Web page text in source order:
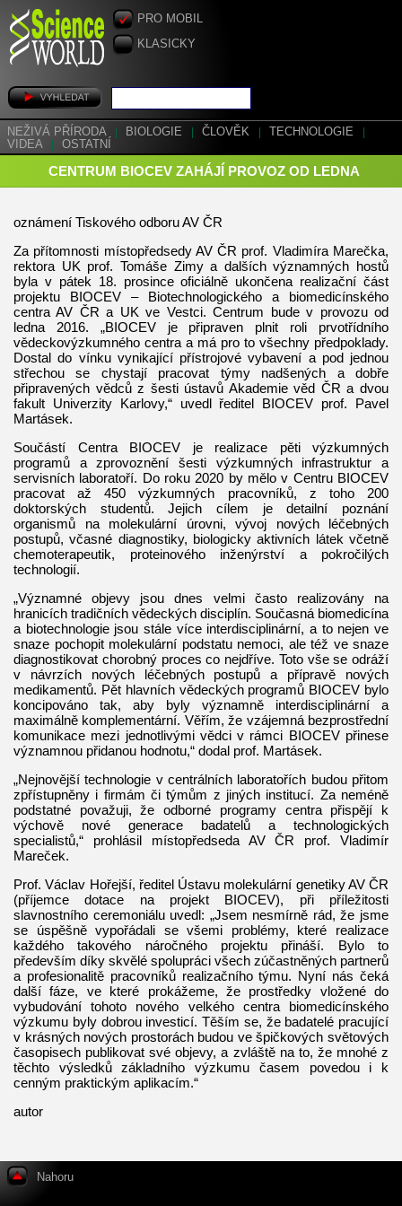
PRO MOBIL
KLASICKY
NEŽIVÁ PŘÍRODA BIOLOGIE ČLOVĚK TECHNOLOGIE
VIDEA
OSTATNÍ
CENTRUM BIOCEV ZAHÁJÍ PROVOZ OD LEDNA
oznámení Tiskového odboru AV ČR
Za přítomnosti místopředsedy AV ČR prof. Vladimíra Marečka,
rektora UK prof. Tomáše Zimy a dalších významných hostů
byla v pátek 18. prosince oficiálně ukončena realizační část
projektu BIOCEV – Biotechnologického a biomedicínského
centra AV ČR a UK ve Vestci. Centrum bude v provozu od
ledna 2016. „BIOCEV je připraven plnit roli prvotřídního
vědeckovýzkumného centra a má pro to všechny předpoklady.
Dostal do vínku vynikající přístrojové vybavení a pod jednou
střechou se chystají pracovat týmy nadšených a dobře
připravených vědců z šesti ústavů Akademie věd ČR a dvou
fakult Univerzity Karlovy,“ uvedl ředitel BIOCEV prof. Pavel
Martásek.
Součástí Centra BIOCEV je realizace pěti výzkumných
programů a zprovoznění šesti výzkumných infrastruktur a
servisních laboratoří. Do roku 2020 by mělo v Centru BIOCEV
pracovat až 450 výzkumných pracovníků, z toho 200
doktorských studentů. Jejich cílem je detailní poznání
organismů na molekulární úrovni, vývoj nových léčebných
postupů, včasné diagnostiky, biologicky aktivních látek včetně
chemoterapeutik, proteinového inženýrství a pokročilých
technologií.
„Významné objevy jsou dnes velmi často realizovány na
hranicích tradičních vědeckých disciplín. Současná biomedicína
a biotechnologie jsou stále více interdisciplinární, a to nejen ve
snaze pochopit molekulární podstatu nemoci, ale též ve snaze
diagnostikovat chorobný proces co nejdříve. Toto vše se odráží
v návrzích nových léčebných postupů a přípravě nových
medikamentů. Pět hlavních vědeckých programů BIOCEV bylo
koncipováno tak, aby byly významně interdisciplinární a
maximálně komplementární. Věřím, že vzájemná bezprostřední
komunikace mezi jednotlivými vědci v rámci BIOCEV přinese
významnou přidanou hodnotu,“ dodal prof. Martásek.
„Nejnovější technologie v centrálních laboratořích budou přitom
zpřístupněny i firmám či týmům z jiných institucí. Za neméně
podstatné považuji, že odborné programy centra přispějí k
výchově nové generace badatelů a technologických
specialistů,“ prohlásil místopředseda AV ČR prof. Vladimír
Mareček.
Prof. Václav Hořejší, ředitel Ústavu molekulární genetiky AV ČR
(příjemce dotace na projekt BIOCEV), při příležitosti
slavnostního ceremoniálu uvedl: „Jsem nesmírně rád, že jsme
se úspěšně vypořádali se všemi problémy, které realizace
každého takového náročného projektu přináší. Bylo to
především díky skvělé spolupráci všech zúčastněných partnerů
a profesionalitě pracovníků realizačního týmu. Nyní nás čeká
další fáze, ve které prokážeme, že prostředky vložené do
vybudování tohoto nového velkého centra biomedicínského
výzkumu byly dobrou investicí. Těším se, že badatelé pracující
v krásných nových prostorách budou ve špičkových světových
časopisech publikovat své objevy, a zvláště na to, že mnohé z
těchto výsledků základního výzkumu časem povedou i k
cenným praktickým aplikacím.“
autor
Nahoru